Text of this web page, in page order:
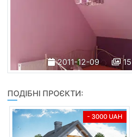
2011-12-09 15
ПОДІБНІ ПРОЄКТИ:
- 3000 UAH